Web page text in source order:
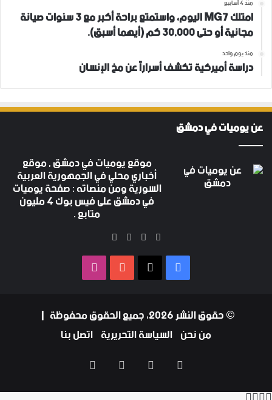
منذ 4 أسابيع
امتلك MG7 اليوم، واستمتع براحة أكبر مع 3 سنوات صيانة
مجانية أو حتى 30,000 كم (أيهما أسبق).
منذ يوم واحد
دراسة أميركية تكشف أسراراً عن مخ الإنسان
عن يوميات في دمشق
موقع يوميات في دمشق , موقع
أخباري محلي في الجمهورية العربية
السورية ومن منصاته : صفحة يوميات
في دمشق على فيس بوك 4 مليون متابع .
فيسبوك
‫X
‫YouTube
فيسبوك ‫YouTube
© حقوق النشر 2026، جميع الحقوق محفوظة |
من نحن السياسة التحريرية اتصل بنا
فيسبوك
‫YouTube